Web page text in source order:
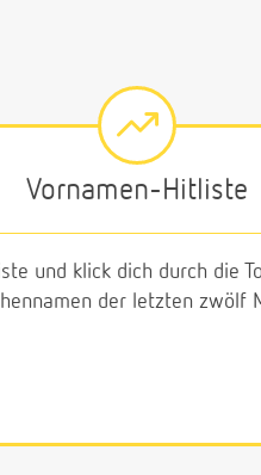
Vornamen-Hitliste
und klick dich durch die
der letzten zwölf